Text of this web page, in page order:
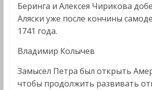
Беринга и Алексея Чирикова
Аляски уже после кончины
1741 года.
Владимир Колычев
Замысел Петра был открыть
чтобы продолжить развивать